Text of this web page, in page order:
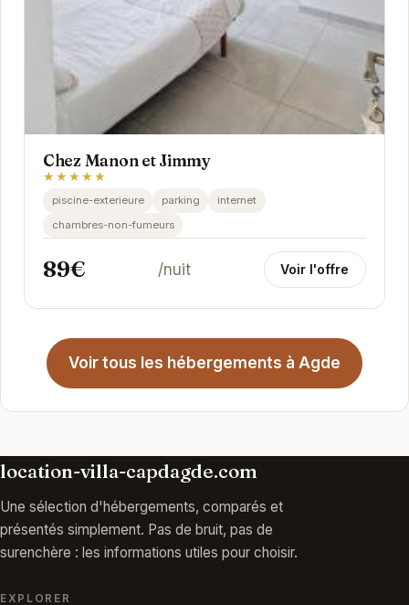
Chez Manon et Jimmy
★★★★★
piscine-exterieure parking
internet
chambres-non-fumeurs
89€ /nuit Voir l'offre
Voir tous les hébergements à Agde
location-villa-capdagde.com
Une sélection d'hébergements, comparés et
présentés simplement. Pas de bruit, pas de
surenchère : les informations utiles pour choisir.
EXPLORER